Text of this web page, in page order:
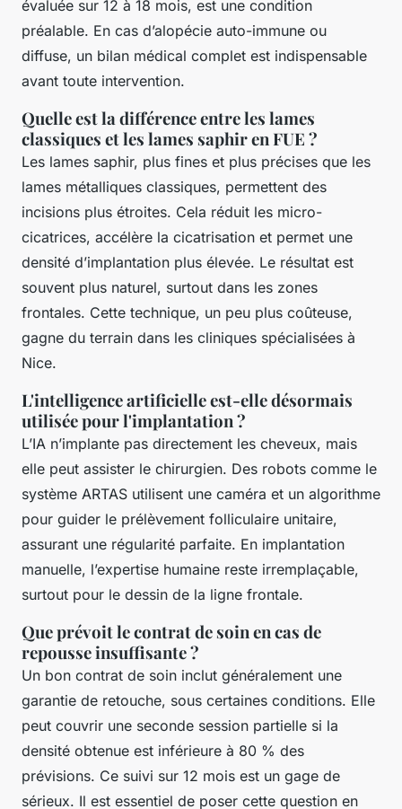
évaluée sur 12 à 18 mois, est une condition
préalable. En cas d’alopécie auto-immune ou
diffuse, un bilan médical complet est indispensable
avant toute intervention.
Quelle est la différence entre les lames
classiques et les lames saphir en FUE ?
Les lames saphir, plus fines et plus précises que les
lames métalliques classiques, permettent des
incisions plus étroites. Cela réduit les micro-
cicatrices, accélère la cicatrisation et permet une
densité d’implantation plus élevée. Le résultat est
souvent plus naturel, surtout dans les zones
frontales. Cette technique, un peu plus coûteuse,
gagne du terrain dans les cliniques spécialisées à
Nice.
L'intelligence artificielle est-elle désormais
utilisée pour l'implantation ?
L’IA n’implante pas directement les cheveux, mais
elle peut assister le chirurgien. Des robots comme le
système ARTAS utilisent une caméra et un algorithme
pour guider le prélèvement folliculaire unitaire,
assurant une régularité parfaite. En implantation
manuelle, l’expertise humaine reste irremplaçable,
surtout pour le dessin de la ligne frontale.
Que prévoit le contrat de soin en cas de
repousse insuffisante ?
Un bon contrat de soin inclut généralement une
garantie de retouche, sous certaines conditions. Elle
peut couvrir une seconde session partielle si la
densité obtenue est inférieure à 80 % des
prévisions. Ce suivi sur 12 mois est un gage de
sérieux. Il est essentiel de poser cette question en